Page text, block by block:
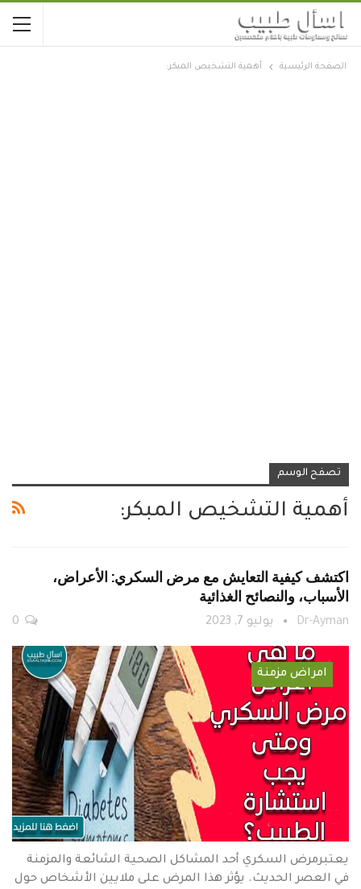
الصفحة الرئيسية أهمية التشخيص المبكر:
تصفح الوسم
أهمية التشخيص المبكر:
اكتشف كيفية التعايش مع مرض السكري: الأعراض،
الأسباب، والنصائح الغذائية
Dr-Ayman يوليو 7, 2023
امراض مزمنة
يعتبرمرض السكري أحد المشاكل الصحية الشائعة والمزمنة
في العصر الحديث. يؤثر هذا المرض على ملايين الأشخاص حول